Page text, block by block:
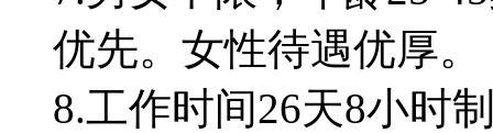
优先。女性待遇优厚。
8.工作时间26天8小时